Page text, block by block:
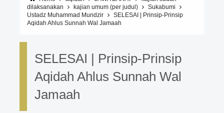
dilaksanakan
kajian umum (per judul)
Sukabumi
Ustadz Muhammad Mundzir
SELESAI | Prinsip-Prinsip
Aqidah Ahlus Sunnah Wal Jamaah
SELESAI | Prinsip-Prinsip
Aqidah Ahlus Sunnah Wal
Jamaah